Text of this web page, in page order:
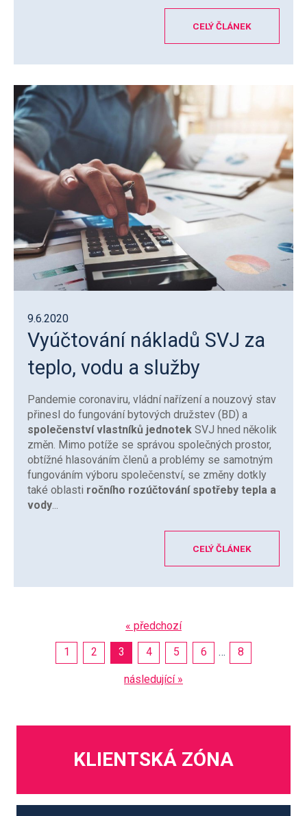
CELÝ ČLÁNEK
9.6.2020
Vyúčtování nákladů SVJ za
teplo, vodu a služby
Pandemie coronaviru, vládní nařízení a nouzový stav
přinesl do fungování bytových družstev (BD) a
společenství vlastníků jednotek SVJ hned několik
změn. Mimo potíže se správou společných prostor,
obtížné hlasováním členů a problémy se samotným
fungováním výboru společenství, se změny dotkly
také oblasti ročního rozúčtování spotřeby tepla a
vody
CELÝ ČLÁNEK
« předchozí
1
2 3 4 5 6 … 8
následující »
KLIENTSKÁ ZÓNA